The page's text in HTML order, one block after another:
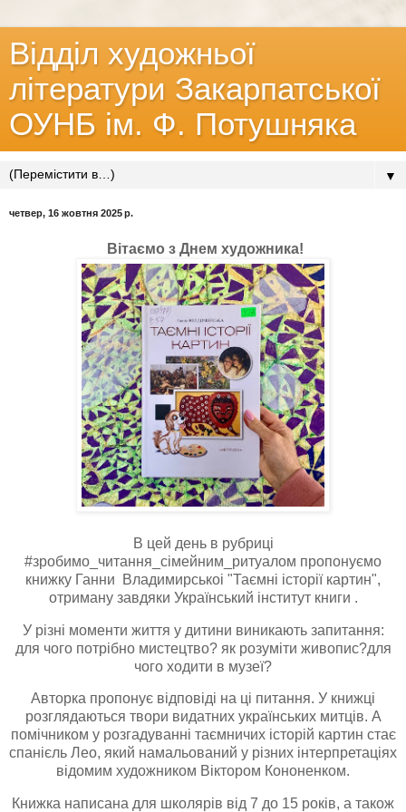
Відділ художньої
літератури Закарпатської
ОУНБ ім. Ф. Потушняка
▼
четвер, 16 жовтня 2025 р.
Вітаємо з Днем художника!
В цей день в рубриці
#зробимо_читання_сімейним_ритуалом пропонуємо
книжку Ганни Владимирськоі "Таємні історії картин",
отриману завдяки Український інститут книги .
У різні моменти життя у дитини виникають запитання:
для чого потрібно мистецтво? як розуміти живопис?для
чого ходити в музеї?
Авторка пропонує відповіді на ці питання. У книжці
розглядаються твори видатних українських митців. А
помічником у розгадуванні таємничих історій картин стає
спанієль Лео, який намальований у різних інтерпретаціях
відомим художником Віктором Кононенком.
Книжка написана для школярів від 7 до 15 років, а також